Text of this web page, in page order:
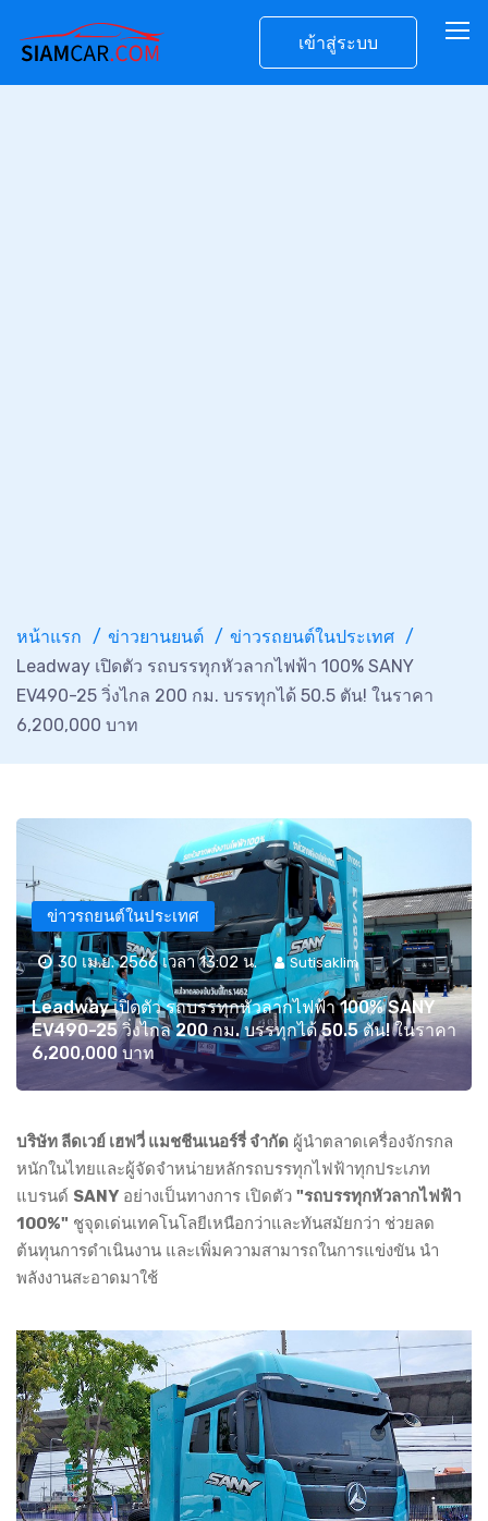
เข้าสู่ระบบ
หน้าแรก ข่าวยานยนต์
ข่าวรถยนต์ในประเทศ
Leadway เปิดตัว รถบรรทุกหัวลากไฟฟ้า 100% SANY
EV490-25 วิ่งไกล 200 กม. บรรทุกได้ 50.5 ตัน! ในราคา
6,200,000 บาท
ข่าวรถยนต์ในประเทศ
30 เม.ย. 2566 เวลา 13:02 น. Sutisaklim
Leadway เปิดตัว รถบรรทุกหัวลากไฟฟ้า 100% SANY
EV490-25 วิ่งไกล 200 กม. บรรทุกได้ 50.5 ตัน! ในราคา
6,200,000 บาท
บริษัท ลีดเวย์ เฮฟวี่ แมชชีนเนอร์รี่ จํากัด ผู้นำตลาดเครื่องจักรกล
หนักในไทยและผู้จัดจำหน่ายหลักรถบรรทุกไฟฟ้าทุกประเภท
แบรนด์ SANY อย่างเป็นทางการ เปิดตัว "รถบรรทุกหัวลากไฟฟ้า
100%" ชูจุดเด่นเทคโนโลยีเหนือกว่าและทันสมัยกว่า ช่วยลด
ต้นทุนการดำเนินงาน และเพิ่มความสามารถในการแข่งขัน นำ
พลังงานสะอาดมาใช้